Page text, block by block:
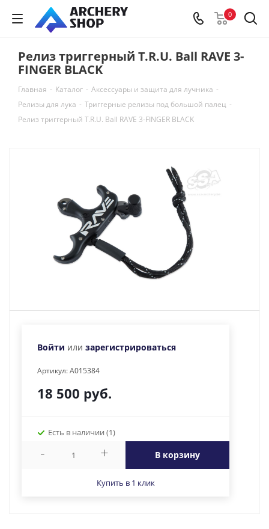
0
Релиз триггерный T.R.U. Ball RAVE 3-
FINGER BLACK
Главная - Каталог - Аксессуары и защита для лучника -
Релизы для лука - Триггерные релизы под большой палец -
Релиз триггерный T.R.U. Ball RAVE 3-FINGER BLACK
Войти или зарегистрироваться
Артикул:A015384
18 500 руб.
Есть в наличии (1)
- + В корзину
Купить в 1 клик